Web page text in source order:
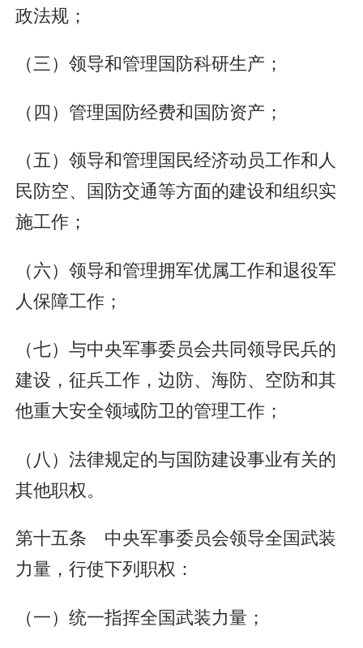
政法规；
（三）领导和管理国防科研生产；
（四）管理国防经费和国防资产；
（五）领导和管理国民经济动员工作和人
民防空、国防交通等方面的建设和组织实
施工作；
（六）领导和管理拥军优属工作和退役军
人保障工作；
（七）与中央军事委员会共同领导民兵的
建设，征兵工作，边防、海防、空防和其
他重大安全领域防卫的管理工作；
（八）法律规定的与国防建设事业有关的
其他职权。
第十五条 中央军事委员会领导全国武装
力量，行使下列职权：
（一）统一指挥全国武装力量；